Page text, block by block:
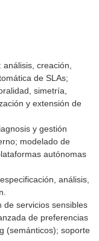
creación,
de SLAs;
simetría,
y extensión de
y gestión
modelado de
autónomas
análisis,
de servicios sensibles
de preferencias
(semánticos); soporte